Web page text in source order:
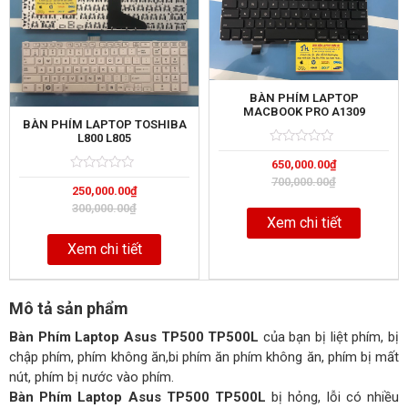
BÀN PHÍM LAPTOP TOSHIBA
L800 L805
0
out
of
300,000.00₫
250,000.00₫
Xem chi tiết
BÀN PHÍM LAPTOP
MACBOOK PRO A1309
0
out
of
700,000.00₫
650,000.00₫
Xem chi tiết
Mô tả sản phẩm
Bàn Phím Laptop Asus TP500 TP500L của bạn bị liệt phím, bị
chập phím, phím không ăn,bi phím ăn phím không ăn, phím bị mất
nút, phím bị nước vào phím.
Bàn Phím Laptop Asus TP500 TP500L bị hỏng, lỗi có nhiều